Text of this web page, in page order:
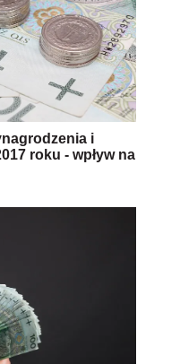
i
roku - wpływ na